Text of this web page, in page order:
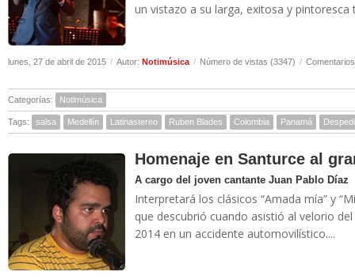
un vistazo a su larga, exitosa y pintoresca
lunes, 27 de abril de 2015 / Autor: Notimúsica / Número de vistas (3347) /
Categorías: Notimúsica
Tags: salsa Medellín Latinastereo Ruben Blades Colombia Panamá
Homenaje en Santurce al
A cargo del joven cantante Juan Pablo Díaz
Interpretará los clásicos “Amada mía” y
que descubrió cuando asistió al velorio
2014 en un accidente automovilístico....